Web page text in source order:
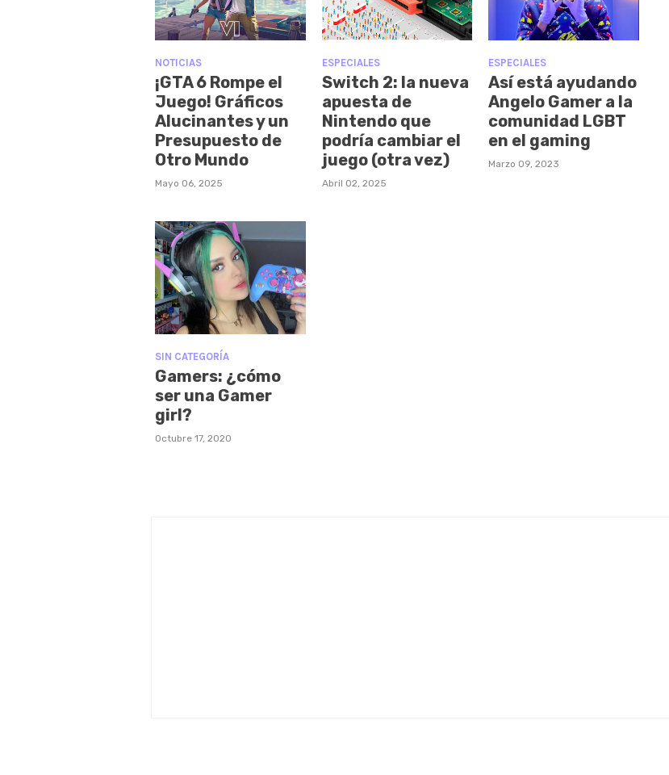
NOTICIAS
¡GTA 6 Rompe el
Juego! Gráficos
Alucinantes y un
Presupuesto de
Otro Mundo
Mayo 06, 2025
ESPECIALES
Switch 2: la nueva
apuesta de
Nintendo que
podría cambiar el
juego (otra vez)
Abril 02, 2025
ESPECIALES
Así está ayudando
Angelo Gamer a la
comunidad LGBT
en el gaming
Marzo 09, 2023
SIN CATEGORÍA
Gamers: ¿cómo
ser una Gamer
girl?
Octubre 17, 2020